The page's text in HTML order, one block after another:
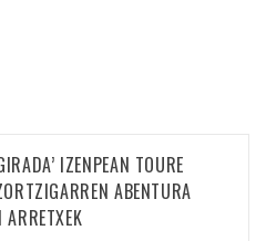
IZENPEAN TOURE
ABENTURA